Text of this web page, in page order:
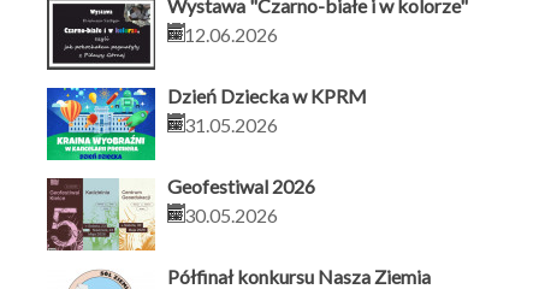
Wystawa "Czarno-białe i w kolorze"
12.06.2026
Dzień Dziecka w KPRM
31.05.2026
Geofestiwal 2026
30.05.2026
Półfinał konkursu Nasza Ziemia